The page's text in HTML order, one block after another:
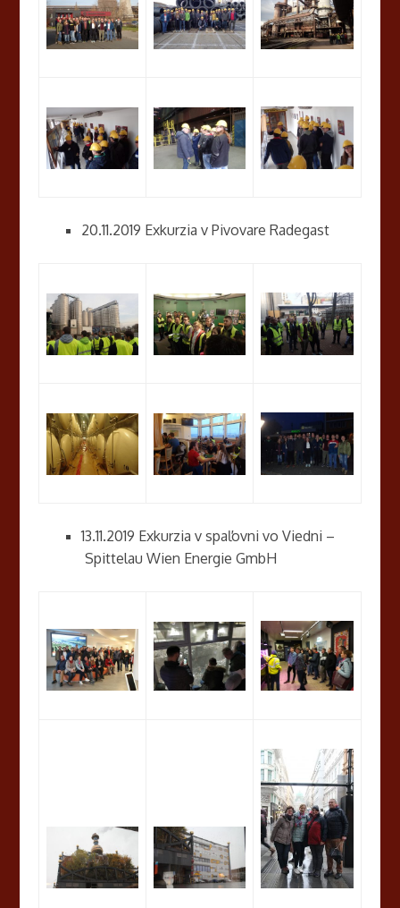
20.11.2019 Exkurzia v Pivovare Radegast
13.11.2019 Exkurzia v spaľovni vo Viedni –
Spittelau Wien Energie GmbH